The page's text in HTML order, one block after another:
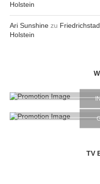
Holstein
Ari Sunshine zu
Holstein
TV